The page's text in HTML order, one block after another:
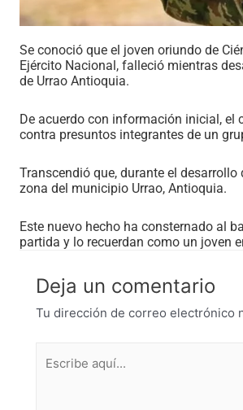
Se conoció que el joven oriundo de
Ejército Nacional, falleció mientras
de Urrao Antioquia.
De acuerdo con información inicial, el
contra presuntos integrantes de un
Transcendió que, durante el
zona del municipio Urrao, Antioquia.
Este nuevo hecho ha consternado al
partida y lo recuerdan como un joven
Deja un comentario
Tu dirección de correo electrónico